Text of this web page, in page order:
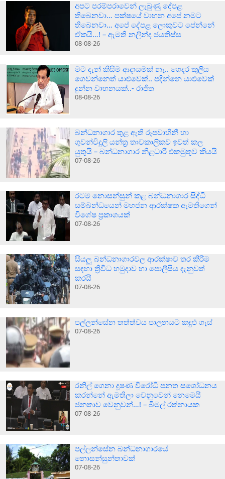
අපට පරම්පරාවෙන් ලැබුණු දේපළ
තිබෙනවා… පක්ෂයේ වාහන අපේ නමට
තිබෙනවා… අපේ දේපළ ලොකුවට පේන්නේ
ඒකයි…! – ඇමති නලින්ද ජයතිස්ස
08-08-26
මට දැන් කිසිම ආදායමක් නෑ.. ගෙදර කුලිය
ගෙවන්නෙත් යාළුවෙක්.. පදින්නෙ යාළුවෙක්
දුන්න වාහනයක්..- රාජිත
08-08-26
බන්ධනාගාර තුළ ඇති රූපවාහිනී හා
ගුවන්විදුලි යන්ත්‍ර තාවකාලිකව ඉවත් කල
යුතුයි – බන්ධනාගාර නිළධාරි එකමුතුව කියයි
07-08-26
රටම නොසන්සුන් කළ බන්ධනාගාර සිද්ධි
සම්බන්ධයෙන් මහජන ආරක්ෂක ඇමතිගෙන්
විශේෂ ප්‍රකාශයක්
07-08-26
සියලු බන්ධනාගාරවල ආරක්ෂාව තර කිරීම
සඳහා ත්‍රිවිධ හමුදාව හා පොලීසිය දැනුවත්
කරයි
07-08-26
පල්ලන්සේන තත්ත්වය පාලනයට කඳුළු ගෑස්
07-08-26
රනිල් ගෙනා දූෂණ විරෝධී පනත සශෝධනය
කරන්නේ ඇමතිලා වෙනුවෙන් නෙමෙයි
ජනතාව වෙනුවන්…! – බිමල් රත්නායක
07-08-26
පල්ලන්සේන බන්ධනාගාරයේ
නොසන්සුන්තාවක්
07-08-26